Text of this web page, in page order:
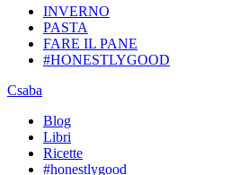
INVERNO
PASTA
FARE IL PANE
#HONESTLYGOOD
Csaba
Blog
Libri
Ricette
#honestlygood